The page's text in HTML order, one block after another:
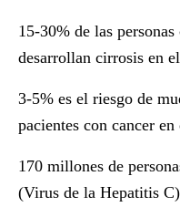
15-30% de las
desarrollan cirrosis en
3-5% es el riesgo de
pacientes con cancer
170 millones de
(Virus de la Hepatitis